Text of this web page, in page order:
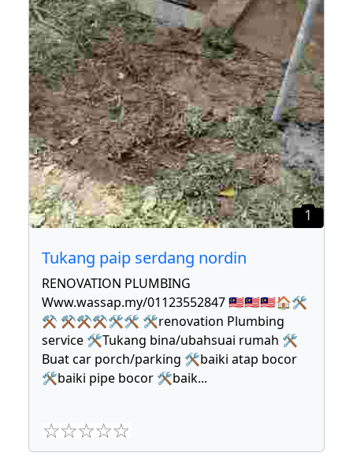
1
Tukang paip serdang nordin
RENOVATION PLUMBING
Www.wassap.my/01123552847 🇲🇾🇲🇾🇲🇾🏠🛠
⚒ ⚒⚒⚒🛠🛠 🛠renovation Plumbing
service 🛠Tukang bina/ubahsuai rumah 🛠
Buat car porch/parking 🛠baiki atap bocor
🛠baiki pipe bocor 🛠baik...